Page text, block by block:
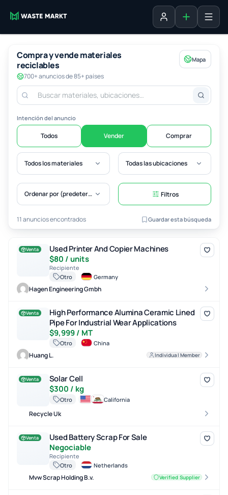
Iniciar sesión
Agregar
Compra y vende materiales
reciclables
700+ anuncios de 85+ países
Mapa
Intención del anuncio
Todos Vender Comprar
Todos los materiales Todas las ubicaciones
Ordenar por (predeterminado) Filtros
11 anuncios encontrados Guardar esta búsqueda
Used Printer And Copier Machines
Venta
Used Printer And Copier Machines
$80 / units
Recipiente
Otro
Germany
Hagen Engineering Gmbh
High Performance Alumina Ceramic Lined Pipe For Industrial
Venta
High Performance Alumina Ceramic Lined
Pipe For Industrial Wear Applications
$9,999 / MT
Otro China
Huang L. Individual Member
Solar Cell
Venta
Solar Cell
$300 / kg
Otro California
Recycle Uk
Used Battery Scrap For Sale
Venta
Used Battery Scrap For Sale
Negociable
Recipiente
Otro
Netherlands
Mvw Scrap Holding B.v. Verified Supplier